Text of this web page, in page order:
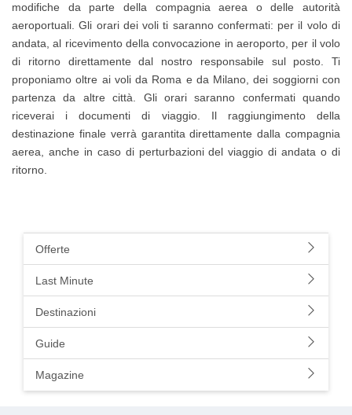
modifiche da parte della compagnia aerea o delle autorità
aeroportuali. Gli orari dei voli ti saranno confermati: per il volo di
andata, al ricevimento della convocazione in aeroporto, per il volo
di ritorno direttamente dal nostro responsabile sul posto. Ti
proponiamo oltre ai voli da Roma e da Milano, dei soggiorni con
partenza da altre città. Gli orari saranno confermati quando
riceverai i documenti di viaggio. Il raggiungimento della
destinazione finale verrà garantita direttamente dalla compagnia
aerea, anche in caso di perturbazioni del viaggio di andata o di
ritorno.
Offerte
Last Minute
Destinazioni
Guide
Magazine